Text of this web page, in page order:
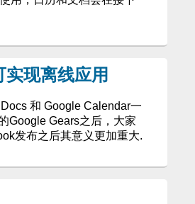
现离线应用
和 Google Calendar一
Google Gears之后，大家
发布之后其意义更加重大.